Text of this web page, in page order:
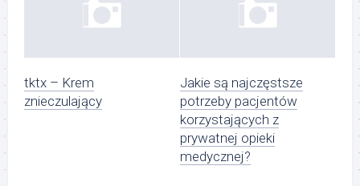
tktx – Krem
znieczulający
Jakie są najczęstsze
potrzeby pacjentów
korzystających z
prywatnej opieki
medycznej?